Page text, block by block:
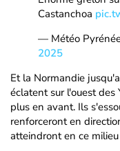
Castanchoa
— Météo
2025
Et la Normandie
éclatent sur l'ouest des
plus en avant. Ils
renforceront en
atteindront en ce